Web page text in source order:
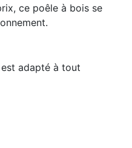
ce poêle à bois se
adapté à tout